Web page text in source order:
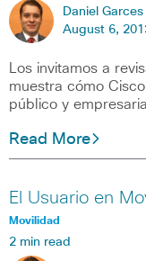
Daniel Garces
August 6,
Los invitamos a
muestra cómo
público y empresarial
Read More
El Usuario en
Movilidad
2 min read